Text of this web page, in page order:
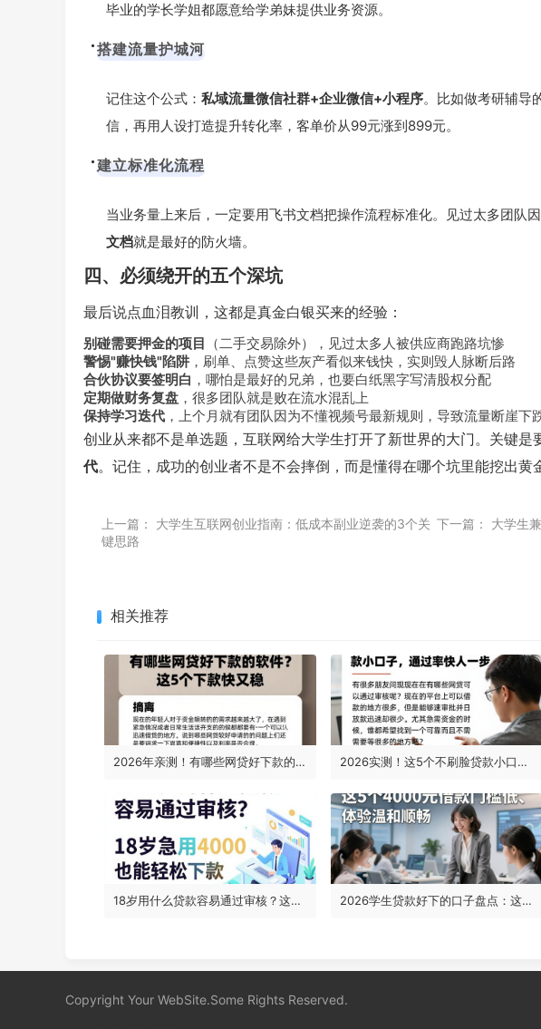
毕业的学长学姐都愿意给学弟妹提供业务资源。
搭建流量护城河
记住这个公式： 私域流量微信社群+企业微信+小程序。比如做考研辅导
信，再用人设打造提升转化率，客单价从99元涨到899元。
建立标准化流程
当业务量上来后，一定要用飞书文档把操作流程标准化。见过太多团队
文档就是最好的防火墙。
四、必须绕开的五个深坑
最后说点血泪教训，这都是真金白银买来的经验：
别碰需要押金的项目 （二手交易除外），见过太多人被供应商跑路坑惨
警惕"赚快钱"陷阱 ，刷单、点赞这些灰产看似来钱快，实则毁人脉断后路
合伙协议要签明白 ，哪怕是最好的兄弟，也要白纸黑字写清股权分配
定期做财务复盘 ，很多团队就是败在流水混乱上
保持学习迭代 ，上个月就有团队因为不懂视频号最新规则，导致流量断崖下
创业从来都不是单选题，互联网给大学生打开了新世界的大门。关键是
代。记住，成功的创业者不是不会摔倒，而是懂得在哪个坑里能挖出黄
上一篇：
大学生互联网创业指南：低成本副业逆袭的3个关
键思路
下一篇： 大学生
相关推荐
2026年亲测！有哪些网贷好下款的软件？这5个下款快又稳 2026实测！这5个不刷脸贷款小口子，通过率快人一步
18岁用什么贷款容易通过审核？这5个操作简单、要求不高的正规借款口子，18岁急用4000也能轻松下款 2026学生贷款好下的口子盘点：这5个4000元借款门槛低、体验温和顺畅
Copyright Your WebSite.Some Rights Reserved.